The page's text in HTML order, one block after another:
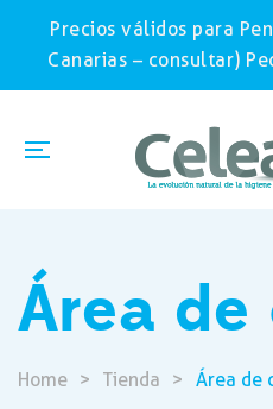
Precios válidos para
Canarias – consultar)
Área
Home > Tienda > Área de